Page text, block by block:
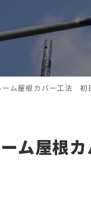
ム屋根カバー工法 初
ム屋根